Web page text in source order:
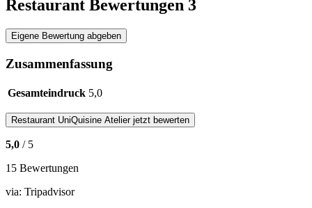
Restaurant Bewertungen 3
Eigene Bewertung abgeben
Zusammenfassung
Gesamteindruck 5,0
Restaurant UniQuisine Atelierjetzt bewerten
5,0 / 5
15 Bewertungen
via: Tripadvisor